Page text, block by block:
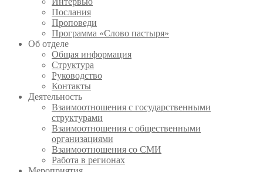
Послания
Проповеди
Программа «Слово пастыря»
Об отделе
Общая информация
Структура
Руководство
Контакты
Деятельность
Взаимоотношения с государственными
структурами
Взаимоотношения с общественными
организациями
Взаимоотношения со СМИ
Работа в регионах